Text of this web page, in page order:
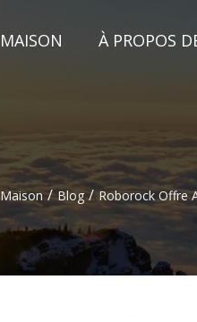
MAISON À PROPOS
Maison / Blog / Roborock Offre